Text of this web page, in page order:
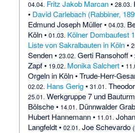
04.04. Fritz Jakob Marcan•28.03.
• David Carlebach (Rabbiner,
Edmund Joseph Müller•04.03.
Köln•01.03. Kölner Dombaufest
Liste von Sakralbauten in Köln•
Senden•23.02. Gerti Ransohoff•
Zapf• 19.02. Monika Salchert•
Orgeln in Köln•Trude-Herr-
02.02. Hans Gerig•31.01.
25.01. Werkgruppe 7 und Bauturm
Bölsche• 14.01. Dünnwalder
Hubert Hannemann• 11.01.
Langfeldt•02.01. Joe Schevardo